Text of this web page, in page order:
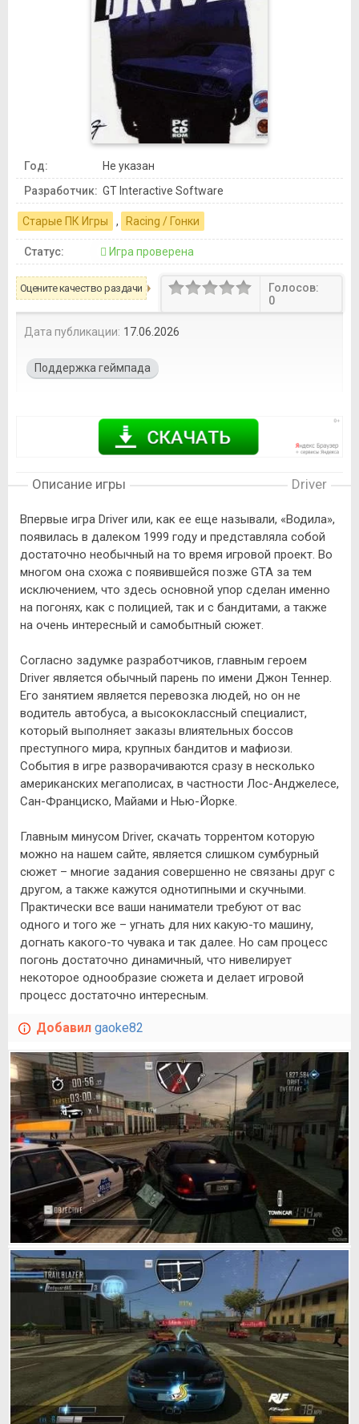
Год:
Не указан
Разработчик: GT Interactive Software
Старые ПК Игры , Racing / Гонки
Статус: Игра проверена
Оцените качество раздачи
Голосов:
0
Дата публикации: 17.06.2026
Поддержка геймпада
Описание игры Driver
Впервые игра Driver или, как ее еще называли, «Водила»,
появилась в далеком 1999 году и представляла собой
достаточно необычный на то время игровой проект. Во
многом она схожа с появившейся позже GTA за тем
исключением, что здесь основной упор сделан именно
на погонях, как с полицией, так и с бандитами, а также
на очень интересный и самобытный сюжет.
Согласно задумке разработчиков, главным героем
Driver является обычный парень по имени Джон Теннер.
Его занятием является перевозка людей, но он не
водитель автобуса, а высококлассный специалист,
который выполняет заказы влиятельных боссов
преступного мира, крупных бандитов и мафиози.
События в игре разворачиваются сразу в несколько
американских мегаполисах, в частности Лос-Анджелесе,
Сан-Франциско, Майами и Нью-Йорке.
Главным минусом Driver, скачать торрентом которую
можно на нашем сайте, является слишком сумбурный
сюжет – многие задания совершенно не связаны друг с
другом, а также кажутся однотипными и скучными.
Практически все ваши наниматели требуют от вас
одного и того же – угнать для них какую-то машину,
догнать какого-то чувака и так далее. Но сам процесс
погонь достаточно динамичный, что нивелирует
некоторое однообразие сюжета и делает игровой
процесс достаточно интересным.
Добавил gaoke82